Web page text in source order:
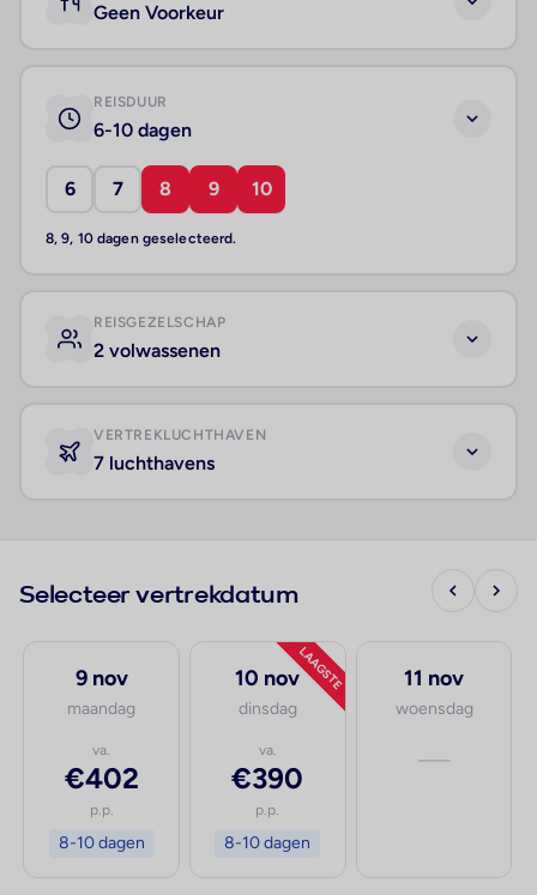
Geen Voorkeur
REISDUUR
6-10 dagen
6 7 8 9 10
8, 9, 10 dagen geselecteerd.
REISGEZELSCHAP
2 volwassenen
VERTREKLUCHTHAVEN
7 luchthavens
Selecteer vertrekdatum
9 nov
maandag
va.
€402
p.p.
8-10 dagen
LAAGSTE
10 nov
dinsdag
va.
€390
p.p.
8-10 dagen
11 nov
woensdag
—